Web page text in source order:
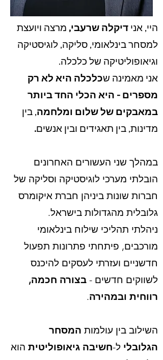
היי, אני דיקלה שרעבי, מרצה ויועצת
למסחר בינלאומי, סליקה, לוגיסטיקה
וגיאופוליטיקה של כלכלה.
אני מאמינה שכלכלה היא לא רק
מספרים - היא הכלי החד ביותר
במאבקים של שלום ומלחמה, בין
מדינות, בין תאגידים ובין אנשים.
במהלך שני העשורים האחרונים
הובלתי מערכי לוגיסטיקה וסליקה של
חברות שונות ביניהן חברת איקומרס
גלובלית מהגדולות בישראל.
ניהלתי תהליכי שילוח בינלאומי
מורכבים, פיתחתי פתרונות תפעול
חדשניים ועזרתי לעסקים להיכנס
לשווקים חדשים - בצורה חכמה,
רווחית ובמהירה.
השילוב בין עולמות המסחר
הגלובלי ל-חשיבה גיאופוליטית הוא